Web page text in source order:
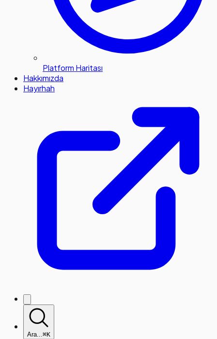
Platform Haritası
Hakkımızda
Hayırhah
Ara...⌘K